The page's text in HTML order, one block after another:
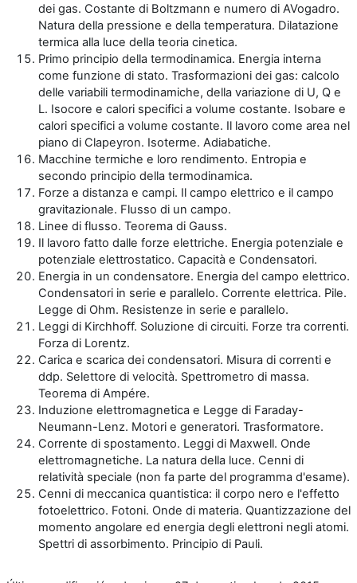
dei gas. Costante di Boltzmann e numero di AVogadro.
Natura della pressione e della temperatura. Dilatazione
termica alla luce della teoria cinetica.
Primo principio della termodinamica. Energia interna
come funzione di stato. Trasformazioni dei gas: calcolo
delle variabili termodinamiche, della variazione di U, Q e
L. Isocore e calori specifici a volume costante. Isobare e
calori specifici a volume costante. Il lavoro come area nel
piano di Clapeyron. Isoterme. Adiabatiche.
Macchine termiche e loro rendimento. Entropia e
secondo principio della termodinamica.
Forze a distanza e campi. Il campo elettrico e il campo
gravitazionale. Flusso di un campo.
Linee di flusso. Teorema di Gauss.
Il lavoro fatto dalle forze elettriche. Energia potenziale e
potenziale elettrostatico. Capacità e Condensatori.
Energia in un condensatore. Energia del campo elettrico.
Condensatori in serie e parallelo. Corrente elettrica. Pile.
Legge di Ohm. Resistenze in serie e parallelo.
Leggi di Kirchhoff. Soluzione di circuiti. Forze tra correnti.
Forza di Lorentz.
Carica e scarica dei condensatori. Misura di correnti e
ddp. Selettore di velocità. Spettrometro di massa.
Teorema di Ampére.
Induzione elettromagnetica e Legge di Faraday-
Neumann-Lenz. Motori e generatori. Trasformatore.
Corrente di spostamento. Leggi di Maxwell. Onde
elettromagnetiche. La natura della luce. Cenni di
relatività speciale (non fa parte del programma d'esame).
Cenni di meccanica quantistica: il corpo nero e l'effetto
fotoelettrico. Fotoni. Onde di materia. Quantizzazione del
momento angolare ed energia degli elettroni negli atomi.
Spettri di assorbimento. Principio di Pauli.